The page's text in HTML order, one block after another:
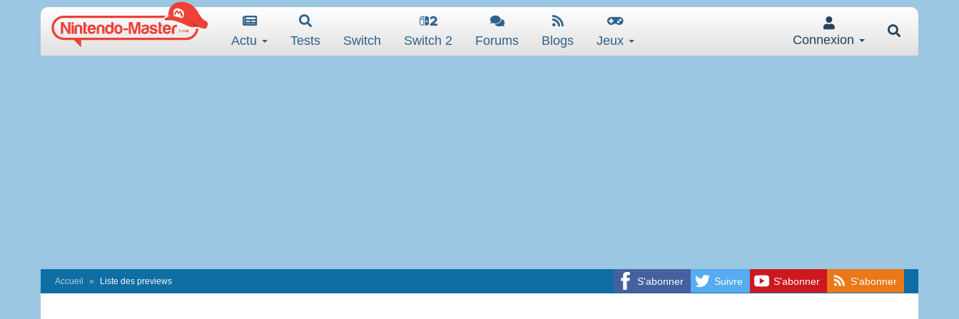
Actu Tests Switch Switch 2 Forums Blogs Jeux Connexion
S'abonner Suivre S'abonner S'abonner
Accueil Liste des previews